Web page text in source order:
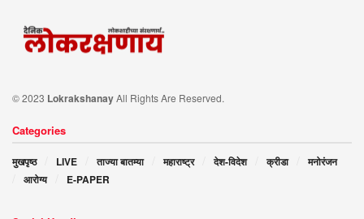
© 2023 LokrakshanayAll Rights Are Reserved.
Categories
मुखपृष्ठ LIVE ताज्या बातम्या महाराष्ट्र देश-विदेश क्रीडा
मनोरंजन
आरोग्य
E-PAPER